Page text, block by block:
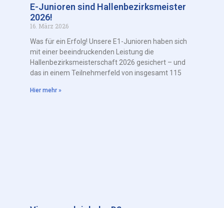
E-Junioren sind Hallenbezirksmeister
2026!
16. März 2026
Was für ein Erfolg! Unsere E1-Junioren haben sich
mit einer beeindruckenden Leistung die
Hallenbezirksmeisterschaft 2026 gesichert – und
das in einem Teilnehmerfeld von insgesamt 115
Hier mehr »